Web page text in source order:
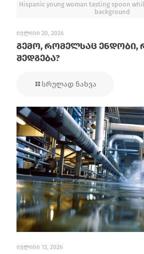
Hispanic young woman tasting spoon
background
ივლისი 20, 2026
გემო, რომელსაც ენდობი,
შედგება?
სრულად ნახვა
ივლისი 13, 2026